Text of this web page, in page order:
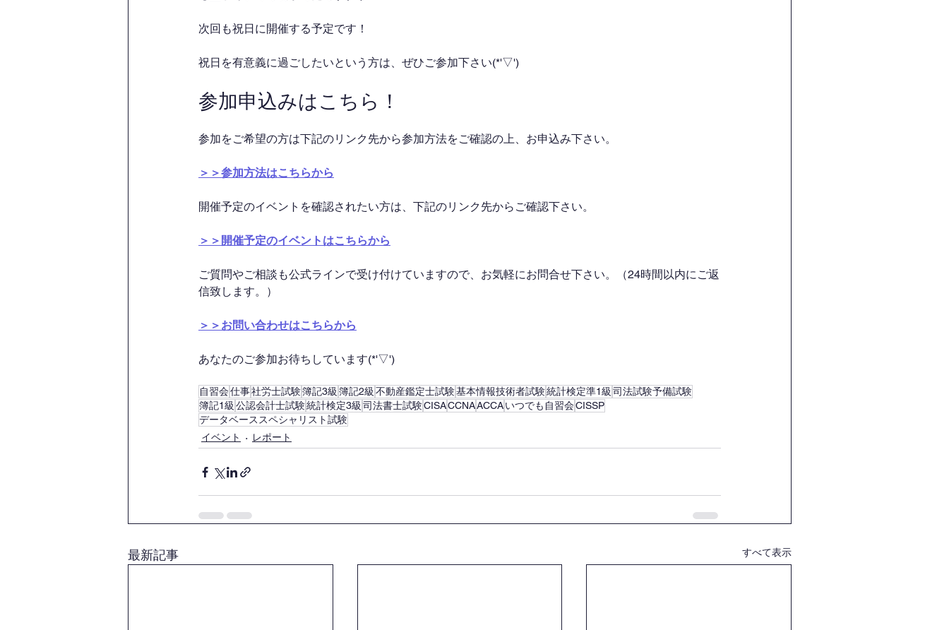
次回も祝日に開催する予定です！
祝日を有意義に過ごしたいという方は、ぜひご参加下さい(*'▽')
参加申込みはこちら！
参加をご希望の方は下記のリンク先から参加方法をご確認の上、お申込み下さい。
＞＞参加方法はこちらから
開催予定のイベントを確認されたい方は、下記のリンク先からご確認下さい。
＞＞開催予定のイベントはこちらから
ご質問やご相談も公式ラインで受け付けていますので、お気軽にお問合せ下さい。（24時間以内にご返
信致します。）
＞＞お問い合わせはこちらから
あなたのご参加お待ちしています(*'▽')
自習会仕事社労士試験簿記3級 簿記2級 不動産鑑定士試験基本情報技術者試験統計検定準1級 司法試験予備試験
簿記1級 公認会計士試験統計検定3級 司法書士試験CISACCNAACCAいつでも自習会CISSP
データベーススペシャリスト試験
イベント
レポート
最新記事 すべて表示